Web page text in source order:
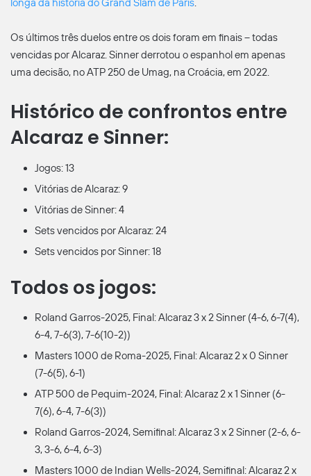
longa da história do Grand Slam de Paris.
Os últimos três duelos entre os dois foram em finais – todas
vencidas por Alcaraz. Sinner derrotou o espanhol em apenas
uma decisão, no ATP 250 de Umag, na Croácia, em 2022.
Histórico de confrontos entre
Alcaraz e Sinner:
Jogos: 13
Vitórias de Alcaraz: 9
Vitórias de Sinner: 4
Sets vencidos por Alcaraz: 24
Sets vencidos por Sinner: 18
Todos os jogos:
Roland Garros-2025, Final: Alcaraz 3 x 2 Sinner (4-6, 6-7(4),
6-4, 7-6(3), 7-6(10-2))
Masters 1000 de Roma-2025, Final: Alcaraz 2 x 0 Sinner
(7-6(5), 6-1)
ATP 500 de Pequim-2024, Final: Alcaraz 2 x 1 Sinner (6-
7(6), 6-4, 7-6(3))
Roland Garros-2024, Semifinal: Alcaraz 3 x 2 Sinner (2-6, 6-
3, 3-6, 6-4, 6-3)
Masters 1000 de Indian Wells-2024, Semifinal: Alcaraz 2 x